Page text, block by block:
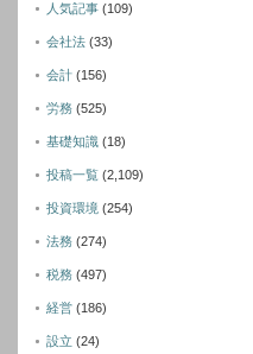
人気記事 (109)
会社法 (33)
会計 (156)
労務 (525)
基礎知識 (18)
投稿一覧 (2,109)
投資環境 (254)
法務 (274)
税務 (497)
経営 (186)
設立 (24)